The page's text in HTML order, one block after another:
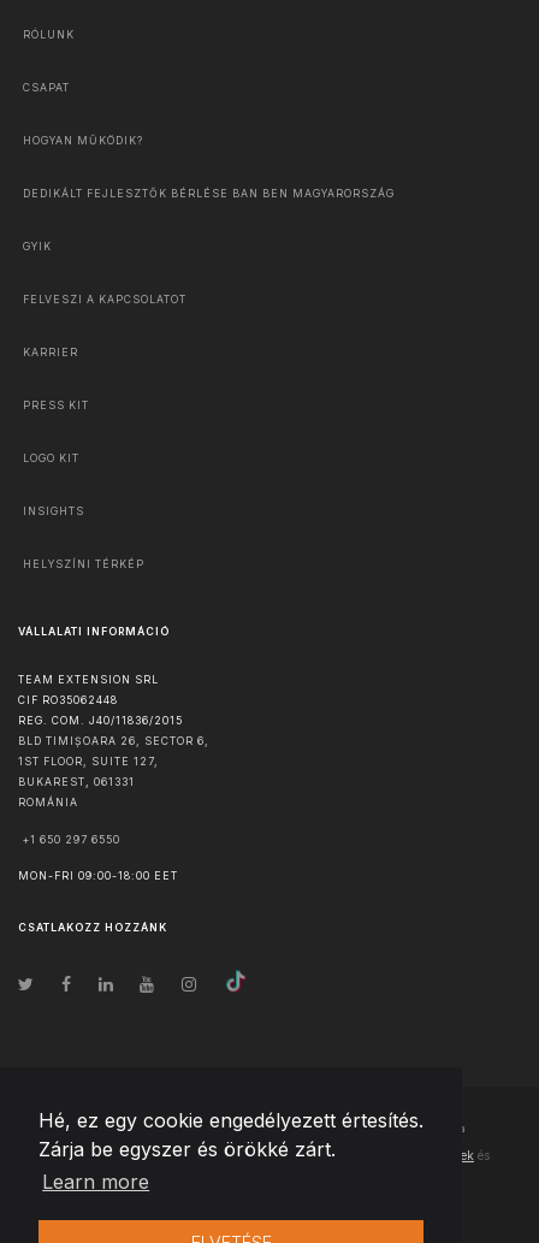
Hé, ez egy cookie engedélyezett értesítés.
Zárja be egyszer és örökké zárt.
Learn more
RÓLUNK
CSAPAT
HOGYAN MŰKÖDIK?
DEDIKÁLT FEJLESZTŐK BÉRLÉSE BAN BEN MAGYARORSZÁG
GYIK
FELVESZI A KAPCSOLATOT
KARRIER
PRESS KIT
LOGO KIT
INSIGHTS
HELYSZÍNI TÉRKÉP
VÁLLALATI INFORMÁCIÓ
TEAM EXTENSION SRL
CIF RO35062448
REG. COM. J40/11836/2015
BLD TIMIȘOARA 26, SECTOR 6,
1ST FLOOR, SUITE 127,
BUKAREST
061331
ROMÁNIA
+1 650 297 6550
MON-FRI 09:00-18:00 EET
CSATLAKOZZ HOZZÁNK
© Szerzői jog2026 Team Extension Hungary- Minden jog fenntartva
Changelog ● Ezen webhely használatával elfogadja Használati feltételek és